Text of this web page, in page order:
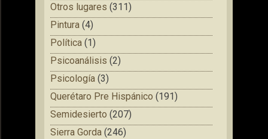
Otros lugares (311)
Pintura (4)
Política (1)
Psicoanálisis (2)
Psicología (3)
Querétaro Pre Hispánico (191)
Semidesierto (207)
Sierra Gorda (246)